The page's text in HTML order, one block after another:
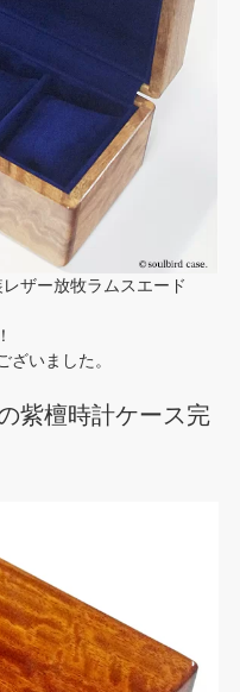
ザー放牧ラムスエード
ざいました。
紫檀時計ケース完